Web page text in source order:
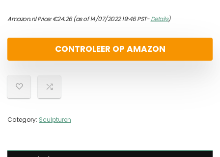
Amazon.nl Price:€24.26(as of 14/07/2022 19:46 PST-Details)
CONTROLEER OP AMAZON
Category: Sculpturen